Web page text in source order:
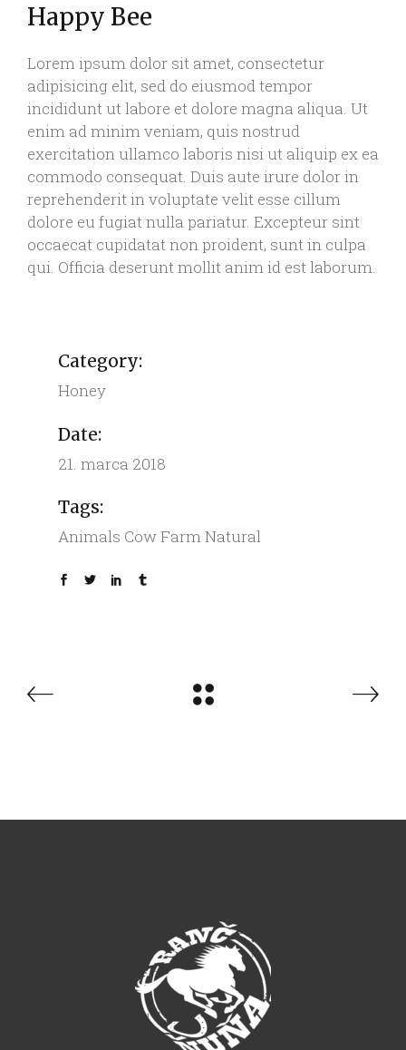
Happy Bee
Lorem ipsum dolor sit amet, consectetur
adipisicing elit, sed do eiusmod tempor
incididunt ut labore et dolore magna aliqua. Ut
enim ad minim veniam, quis nostrud
exercitation ullamco laboris nisi ut aliquip ex ea
commodo consequat. Duis aute irure dolor in
reprehenderit in voluptate velit esse cillum
dolore eu fugiat nulla pariatur. Excepteur sint
occaecat cupidatat non proident, sunt in culpa
qui. Officia deserunt mollit anim id est laborum.
Category:
Honey
Date:
21. marca 2018
Tags:
Animals CowFarm Natural